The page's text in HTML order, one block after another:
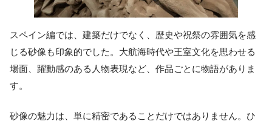
スペイン編では、建築だけでなく、歴史や祝祭の雰囲気を感
じる砂像も印象的でした。大航海時代や王室文化を思わせる
場面、躍動感のある人物表現など、作品ごとに物語がありま
す。
砂像の魅力は、単に精密であることだけではありません。ひ